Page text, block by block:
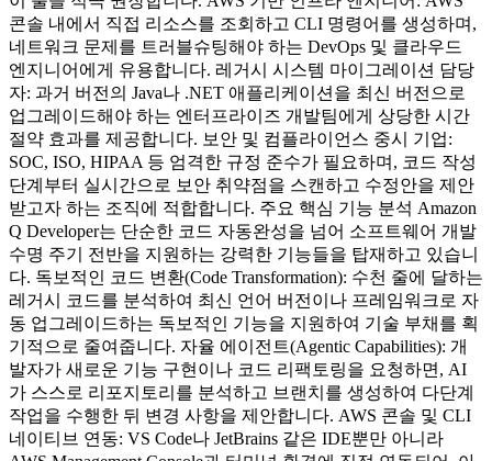
콘솔 내에서 직접 리소스를 조회하고 CLI 명령어를 생성하며,
네트워크 문제를 트러블슈팅해야 하는 DevOps 및 클라우드
엔지니어에게 유용합니다. 레거시 시스템 마이그레이션 담당
자: 과거 버전의 Java나 .NET 애플리케이션을 최신 버전으로
업그레이드해야 하는 엔터프라이즈 개발팀에게 상당한 시간
절약 효과를 제공합니다. 보안 및 컴플라이언스 중시 기업:
SOC, ISO, HIPAA 등 엄격한 규정 준수가 필요하며, 코드 작성
단계부터 실시간으로 보안 취약점을 스캔하고 수정안을 제안
받고자 하는 조직에 적합합니다. 주요 핵심 기능 분석 Amazon
Q Developer는 단순한 코드 자동완성을 넘어 소프트웨어 개발
수명 주기 전반을 지원하는 강력한 기능들을 탑재하고 있습니
다. 독보적인 코드 변환(Code Transformation): 수천 줄에 달하는
레거시 코드를 분석하여 최신 언어 버전이나 프레임워크로 자
동 업그레이드하는 독보적인 기능을 지원하여 기술 부채를 획
기적으로 줄여줍니다. 자율 에이전트(Agentic Capabilities): 개
발자가 새로운 기능 구현이나 코드 리팩토링을 요청하면, AI
가 스스로 리포지토리를 분석하고 브랜치를 생성하여 다단계
작업을 수행한 뒤 변경 사항을 제안합니다. AWS 콘솔 및 CLI
네이티브 연동: VS Code나 JetBrains 같은 IDE뿐만 아니라